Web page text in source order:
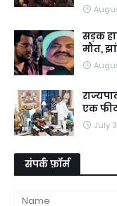
सड़क
मौत,
एक
July
संपर्क फ़ॉर्म